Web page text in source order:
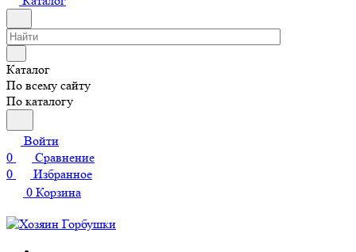
Каталог
По всему сайту
По каталогу
Войти
0
Сравнение
0
Избранное
0 Корзина